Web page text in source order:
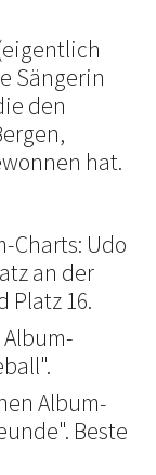
Sängerin
den
hat.
Charts: Udo
an der
Platz 16.
Album-
Beste